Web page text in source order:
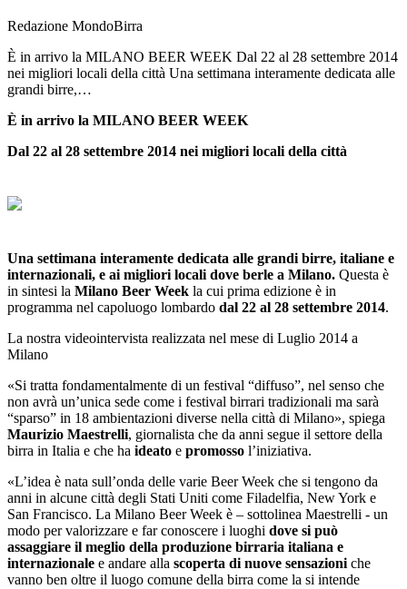
Redazione MondoBirra
È in arrivo la MILANO BEER WEEK Dal 22 al 28 settembre 2014
nei migliori locali della città Una settimana interamente dedicata alle
grandi birre,…
È in arrivo la MILANO BEER WEEK
Dal 22 al 28 settembre 2014 nei migliori locali della città
Una settimana interamente dedicata alle grandi birre, italiane e
internazionali, e ai migliori locali dove berle a Milano. Questa è
in sintesi la Milano Beer Week la cui prima edizione è in
programma nel capoluogo lombardo dal 22 al 28 settembre 2014.
La nostra videointervista realizzata nel mese di Luglio 2014 a
Milano
«Si tratta fondamentalmente di un festival “diffuso”, nel senso che
non avrà un’unica sede come i festival birrari tradizionali ma sarà
“sparso” in 18 ambientazioni diverse nella città di Milano», spiega
Maurizio Maestrelli, giornalista che da anni segue il settore della
birra in Italia e che ha ideato e promosso l’iniziativa.
«L’idea è nata sull’onda delle varie Beer Week che si tengono da
anni in alcune città degli Stati Uniti come Filadelfia, New York e
San Francisco. La Milano Beer Week è – sottolinea Maestrelli - un
modo per valorizzare e far conoscere i luoghi dove si può
assaggiare il meglio della produzione birraria italiana e
internazionale e andare alla scoperta di nuove sensazioni che
vanno ben oltre il luogo comune della birra come la si intende